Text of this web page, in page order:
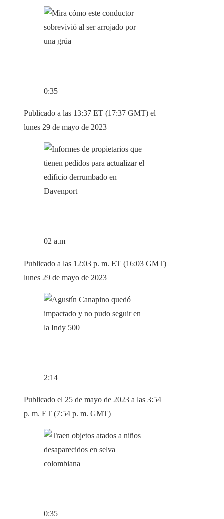
0:35
Publicado a las 13:37 ET (17:37 GMT) el
lunes 29 de mayo de 2023
02 a.m
Publicado a las 12:03 p. m. ET (16:03 GMT)
lunes 29 de mayo de 2023
2:14
Publicado el 25 de mayo de 2023 a las 3:54
p. m. ET (7:54 p. m. GMT)
0:35